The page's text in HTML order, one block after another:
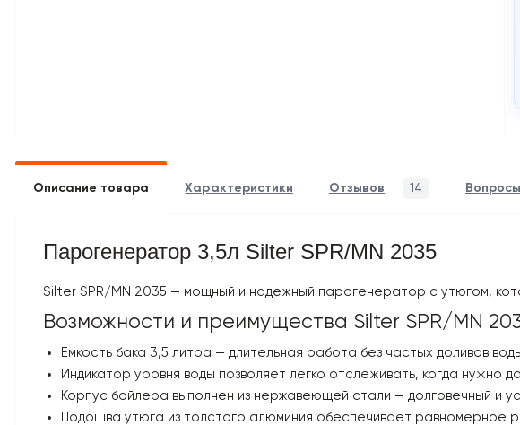
Описание товара Характеристики Отзывов 14 Вопросы
Парогенератор 3,5л Silter SPR/MN 2035
Silter SPR/MN 2035 — мощный и надежный парогенератор с утюгом,
Возможности и преимущества Silter SPR/MN
Емкость бака 3,5 литра — длительная работа без частых доливов
Индикатор уровня воды позволяет легко отслеживать, когда нужно
Корпус бойлера выполнен из нержавеющей стали — долговечный и
Подошва утюга из толстого алюминия обеспечивает равномерное